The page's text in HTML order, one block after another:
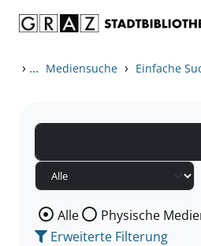
› ... Mediensuche › Einfache
Wählen Sie die Medienart
Alle Physische
Erweiterte Filterung